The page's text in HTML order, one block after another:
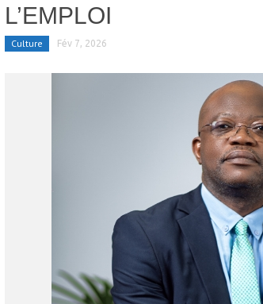
L’EMPLOI
Culture Fév 7, 2026